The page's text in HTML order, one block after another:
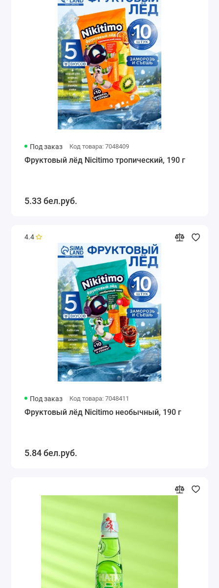
Под заказ Код товара: 7048409
Фруктовый лёд Nicitimo тропический, 190 г
5.33 бел.руб.
4.4
Под заказ Код товара: 7048411
Фруктовый лёд Nicitimo необычный, 190 г
5.84 бел.руб.